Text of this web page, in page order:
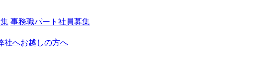
事務職パート社員募集
社へお越しの方へ